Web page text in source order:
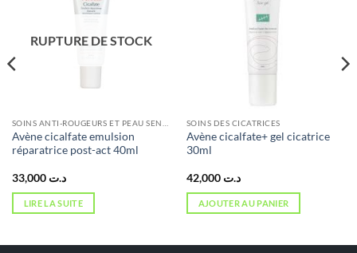
RUPTURE DE STOCK
Avène cicalfate emulsion
réparatrice post-act 40ml
د.ت 33,000
LIRE LA SUITE
SOINS DES CICATRICES
Avène cicalfate+ gel cicatrice
30ml
د.ت 42,000
AJOUTER AU PANIER